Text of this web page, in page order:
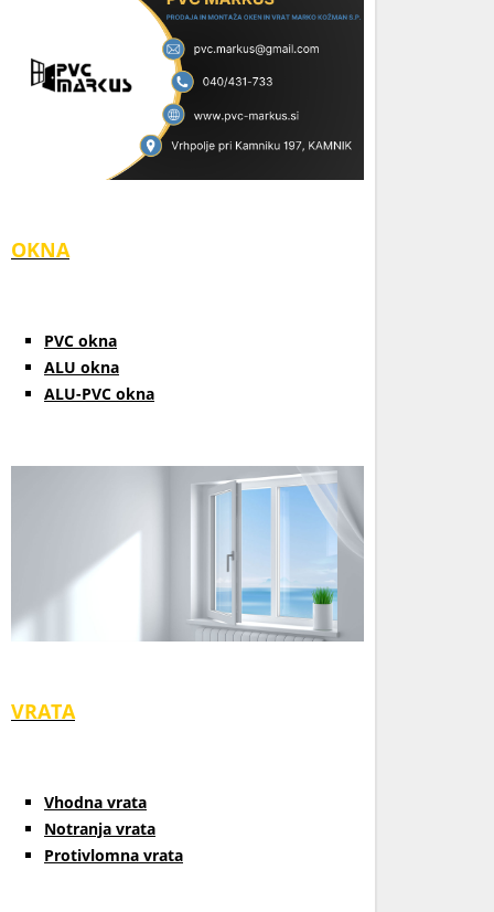
OKNA
PVC okna
ALU okna
ALU-PVC okna
VRATA
Vhodna vrata
Notranja vrata
Protivlomna vrata